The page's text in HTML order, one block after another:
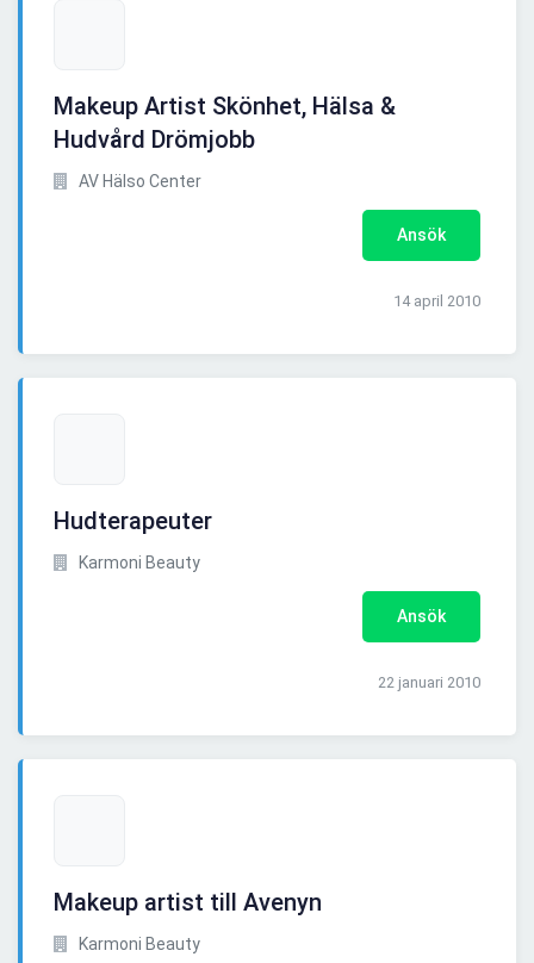
Makeup Artist Skönhet, Hälsa &
Hudvård Drömjobb
AV Hälso Center
Ansök
14 april 2010
Hudterapeuter
Karmoni Beauty
Ansök
22 januari 2010
Makeup artist till Avenyn
Karmoni Beauty